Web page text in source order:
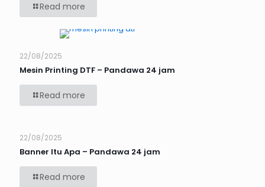
Read more
22/08/2025
Mesin Printing DTF – Pandawa 24 jam
Read more
22/08/2025
Banner Itu Apa – Pandawa 24 jam
Read more